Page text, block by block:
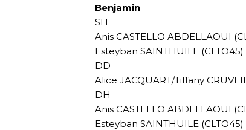
Benjamin
SH
Anis CASTELLO ABDELLAOUI
Esteyban SAINTHUILE (CLTO45)
DD
Alice JACQUART/Tiffany
DH
Anis CASTELLO ABDELLAOUI
Esteyban SAINTHUILE (CLTO45)